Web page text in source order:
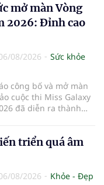
mở màn Vòng
2026: Đỉnh cao
08/2026
Sức khỏe
công bố và mở màn
cuộc thi Miss Galaxy
đã diễn ra thành
khác biệt và tiên
và Công nghệ số
triển quá âm
08/2026
Khỏe - Đẹp